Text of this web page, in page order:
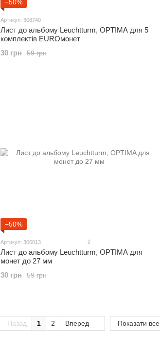
−50%
Артикул: 308740
Лист до альбому Leuchtturm, OPTIMA для 5
комплектів ЕUROмонет
59 грн
30 грн
−50%
Артикул: 306013 2
Лист до альбому Leuchtturm, OPTIMA для
монет до 27 мм
59 грн
30 грн
Назад 1 2 Вперед Показати все